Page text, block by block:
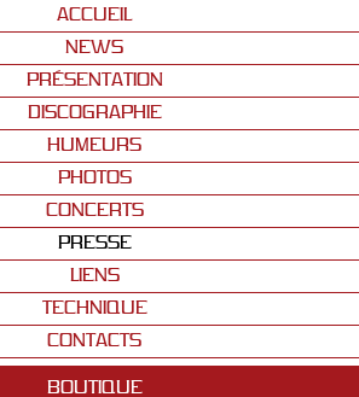
ACCUEIL
NEWS
PRÉSENTATION
DISCOGRAPHIE
HUMEURS
PHOTOS
CONCERTS
PRESSE
LIENS
TECHNIQUE
CONTACTS
BOUTIQUE